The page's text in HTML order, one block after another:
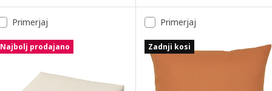
Primerjaj
Najbolj prodajano
Primerjaj
Zadnji kosi